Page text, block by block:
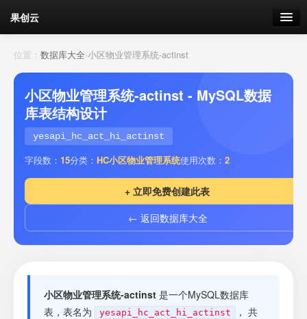
果创云
数据表单
API接口
云存储
流量 剩余接口流量
套餐
位置： 数据库大全›小区物业管理系统-actinst
小区物业管理系统-actinst - MySQL数据
库表结构设计
yesapi_hc_act_hi_actinst
字段数： 15分类： HC小区物业管理系统使用次数： 2
+ 立即免费创建此表
← 返回数据库大全
小区物业管理系统-actinst 是一个MySQL数据库
表，表名为
yesapi_hc_act_hi_actinst
， 共